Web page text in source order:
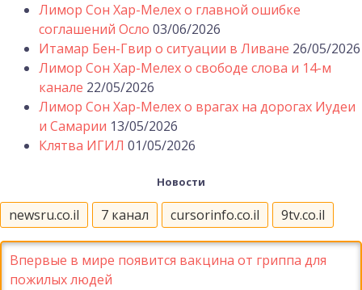
Лимор Сон Хар-Мелех о главной ошибке
соглашений Осло 03/06/2026
Итамар Бен-Гвир о ситуации в Ливане 26/05/2026
Лимор Сон Хар-Мелех о свободе слова и 14-м
канале 22/05/2026
Лимор Сон Хар-Мелех о врагах на дорогах Иудеи
и Самарии 13/05/2026
Клятва ИГИЛ 01/05/2026
Новости
newsru.co.il 7 канал cursorinfo.co.il 9tv.co.il
Впервые в мире появится вакцина от гриппа для
пожилых людей